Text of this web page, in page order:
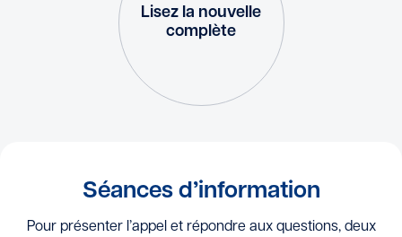
Lisez la nouvelle
complète
Séances d’information
Pour présenter l’appel et répondre aux questions, deux